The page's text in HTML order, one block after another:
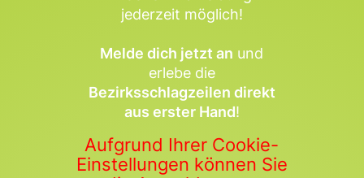
jederzeit möglich!
Melde dich jetzt an und
erlebe die
Bezirksschlagzeilen direkt
aus erster Hand!
Aufgrund Ihrer Cookie-
Einstellungen können Sie